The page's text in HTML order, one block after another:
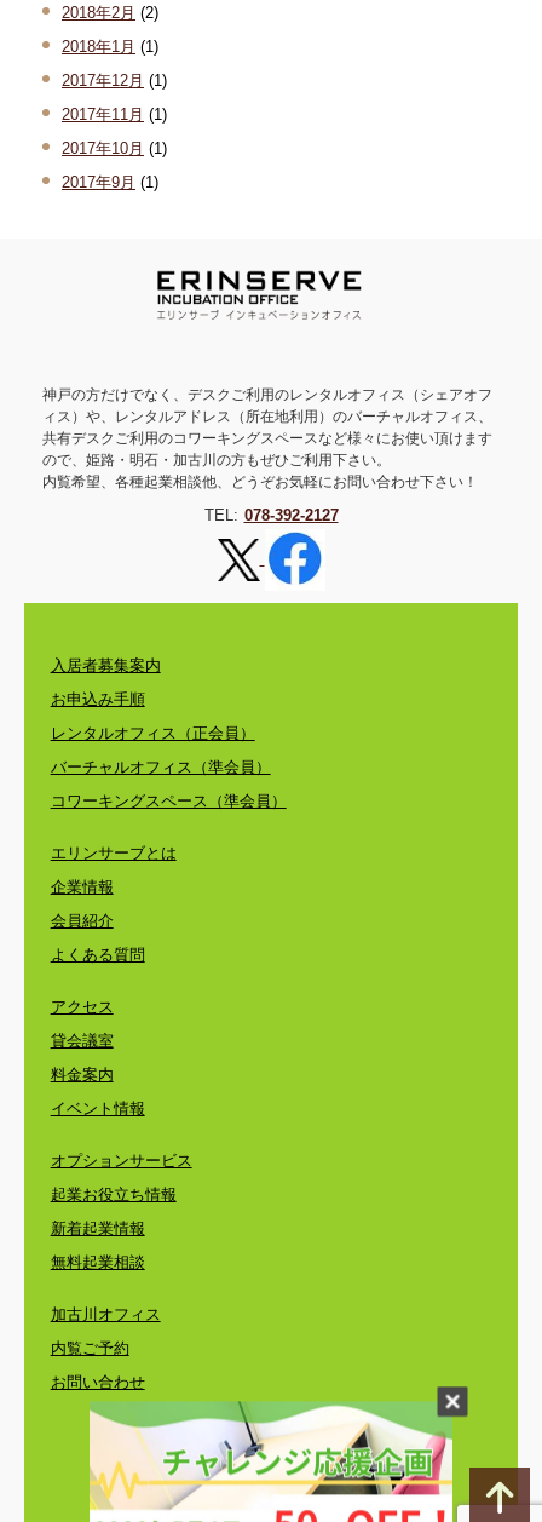
2018年2月 (2)
2018年1月 (1)
2017年12月 (1)
2017年11月 (1)
2017年10月 (1)
2017年9月 (1)
神戸の方だけでなく、デスクご利用のレンタルオフィス（シェアオフ
ィス）や、レンタルアドレス（所在地利用）のバーチャルオフィス、
共有デスクご利用のコワーキングスペースなど様々にお使い頂けます
ので、姫路・明石・加古川の方もぜひご利用下さい。
内覧希望、各種起業相談他、どうぞお気軽にお問い合わせ下さい！
TEL: 078-392-2127
入居者募集案内
お申込み手順
レンタルオフィス（正会員）
バーチャルオフィス（準会員）
コワーキングスペース（準会員）
エリンサーブとは
企業情報
会員紹介
よくある質問
アクセス
貸会議室
料金案内
イベント情報
オプションサービス
起業お役立ち情報
新着起業情報
無料起業相談
加古川オフィス
内覧ご予約
お問い合わせ
レンタルオフィス・コワーキングスペース・
バーチャルオフィスのエリンサーブ
〒650-0024 神戸市中央区海岸通3-1-1 KCCビル4F